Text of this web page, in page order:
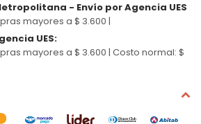
- Envío por Agencia UES
mayores a $ 3.600 |
UES:
mayores a $ 3.600 | Costo normal: $